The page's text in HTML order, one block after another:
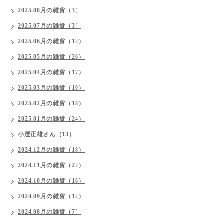
2025.08月の雑貨（3）
2025.07月の雑貨（3）
2025.06月の雑貨（12）
2025.05月の雑貨（26）
2025.04月の雑貨（17）
2025.03月の雑貨（10）
2025.02月の雑貨（18）
2025.01月の雑貨（24）
小澄正雄さん（13）
2024.12月の雑貨（18）
2024.11月の雑貨（22）
2024.10月の雑貨（16）
2024.09月の雑貨（12）
2024.08月の雑貨（7）